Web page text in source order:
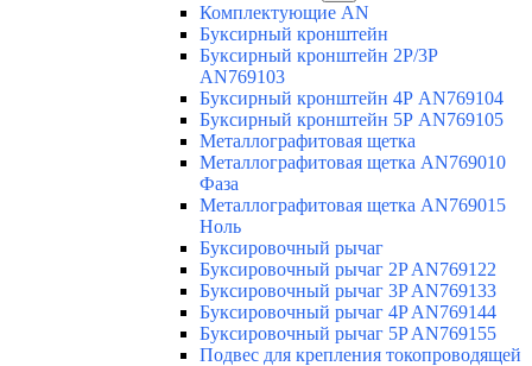
Комплектующие AN
Буксирный кронштейн
Буксирный кронштейн 2Р/3Р
AN769103
Буксирный кронштейн 4Р AN769104
Буксирный кронштейн 5Р AN769105
Металлографитовая щетка
Металлографитовая щетка AN769010
Фаза
Металлографитовая щетка AN769015
Ноль
Буксировочный рычаг
Буксировочный рычаг 2P AN769122
Буксировочный рычаг 3P AN769133
Буксировочный рычаг 4P AN769144
Буксировочный рычаг 5P AN769155
Подвес для крепления токопроводящей